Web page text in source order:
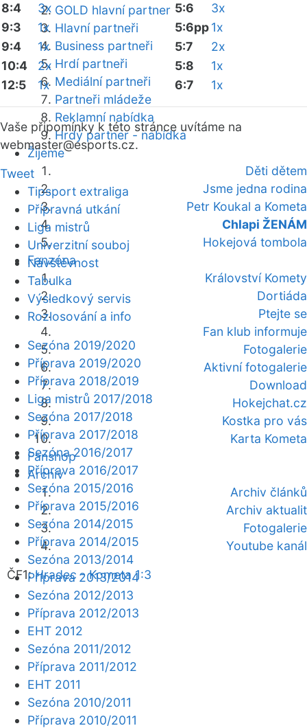
GOLD hlavní partner
Hlavní partneři
Business partneři
Hrdí partneři
Mediální partneři
Partneři mládeže
Reklamní nabídka
Hrdý partner - nabídka
Žijeme
Děti dětem
Jsme jedna rodina
Petr Koukal a Kometa
Chlapi ŽENÁM
Hokejová tombola
Fanzóna
Království Komety
Dortiáda
Ptejte se
Fan klub informuje
Fotogalerie
Aktivní fotogalerie
Download
Hokejchat.cz
Kostka pro vás
Karta Kometa
Fanshop
Archiv
Archiv článků
Archiv aktualit
Fotogalerie
Youtube kanál
ČF1:Hradec - Kometa 1:3
8:4
3x
9:3
1x
9:4
1x
10:4
2x
12:5
1x
5:6
3x
5:6pp1x
5:7
2x
5:8
1x
6:7
1x
Vaše připomínky k této stránce uvítáme na
webmaster@esports.cz.
Tweet
Tipsport extraliga
Přípravná utkání
Liga mistrů
Univerzitní souboj
Návštěvnost
Tabulka
Výsledkový servis
Rozlosování a info
Sezóna 2019/2020
Příprava 2019/2020
Příprava 2018/2019
Liga mistrů 2017/2018
Sezóna 2017/2018
Příprava 2017/2018
Sezóna 2016/2017
Příprava 2016/2017
Sezóna 2015/2016
Příprava 2015/2016
Sezóna 2014/2015
Příprava 2014/2015
Sezóna 2013/2014
Příprava 2013/2014
Sezóna 2012/2013
Příprava 2012/2013
EHT 2012
Sezóna 2011/2012
Příprava 2011/2012
EHT 2011
Sezóna 2010/2011
Příprava 2010/2011